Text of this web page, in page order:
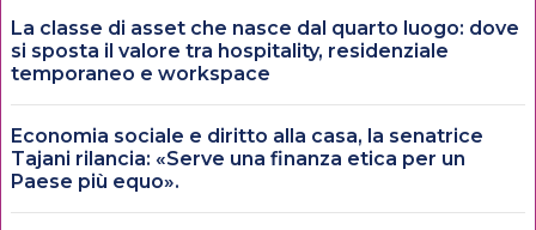
La classe di asset che nasce dal quarto luogo: dove
si sposta il valore tra hospitality, residenziale
temporaneo e workspace
Economia sociale e diritto alla casa, la senatrice
Tajani rilancia: «Serve una finanza etica per un
Paese più equo».